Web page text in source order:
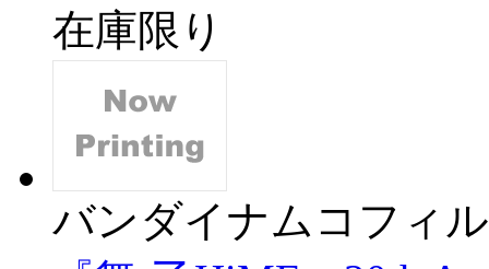
在庫限り
バンダイナムコフィ